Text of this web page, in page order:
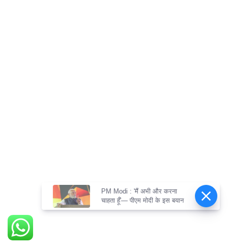
PM Modi : 'मैं अभी और करना
चाहता हूँ'— पीएम मोदी के इस बयान